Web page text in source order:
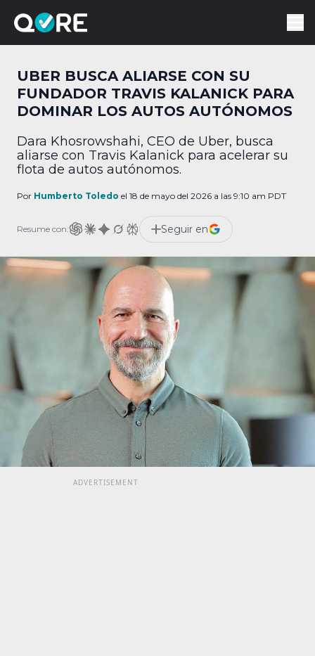
UBER BUSCA ALIARSE CON SU
FUNDADOR TRAVIS KALANICK PARA
DOMINAR LOS AUTOS AUTÓNOMOS
Dara Khosrowshahi, CEO de Uber, busca
aliarse con Travis Kalanick para acelerar su
flota de autos autónomos.
Por Humberto Toledo el 18 de mayo del 2026 a las 9:10 am PDT
Resume con: Seguir en